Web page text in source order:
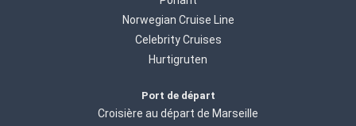
Norwegian Cruise Line
Celebrity Cruises
Hurtigruten
Port de départ
Croisière au départ de Marseille